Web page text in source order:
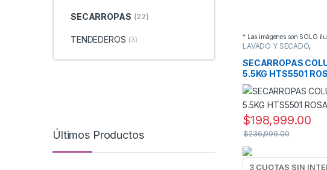
* Las imágenes son SOLO
LAVADO Y SECADO,
SECARROPAS
5.5KG HTS5501
$198,999.00
$236,999.00
SECARROPAS (22)
TENDEDEROS (3)
Últimos Productos